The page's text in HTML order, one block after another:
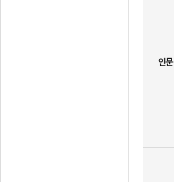
인문